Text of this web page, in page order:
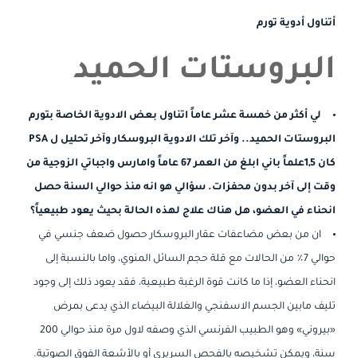
أتناول أدوية تورم
البروستات الحميد
لي أكثر من خمسة عشر عاماً اتناول بعض الادوية الخاصة بتورم
البروستات الحميد.. وآخر تلك الادوية البروسكار وآخر تحليل ل PSA
كان 1,5علماً باني ابلغ من العمر 67 عاماً وامارس واجباتي الزوجية من
وقت إلى آخر بدون محفزات. سؤالي هو انه منذ حوالي السنة حصل
انحناء في العضو، هل هناك علاج لهذه الحالة بحيث يعود طبيعياً؟
ان من بعض مضاعفات عقار البروسكار حصول ضعف جنسي في
حوالي 7٪ من الحالات مع قلة حجم السائل المنوي، واما بالنسبة إلى
انحناء العضو، إذا ما كانت قوة الرغبة طبيعية، فقد يعود ذلك إلى وجود
تليف مابين الجسم الاسفنجي والغلالة البيضاء الذي يدعى بمرض
«بيروني» وهو الطبيب الفرنسي الذي وصفه لاول مرة منذ حوالي 200
سنة، ويمكن تشخيصه بالفحص السريري أو بالأشعة الفوق الصوتية.